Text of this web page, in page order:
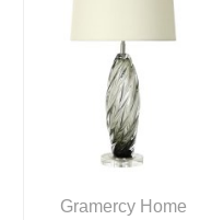
Gramercy Home